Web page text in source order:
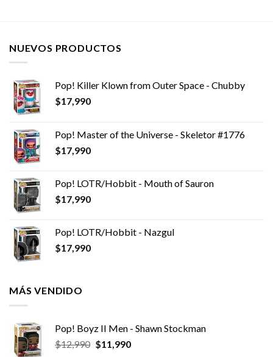
NUEVOS PRODUCTOS
Pop! Killer Klown from Outer Space - Chubby
$17,990
Pop! Master of the Universe - Skeletor #1776
$17,990
Pop! LOTR/Hobbit - Mouth of Sauron
$17,990
Pop! LOTR/Hobbit - Nazgul
$17,990
MÁS VENDIDO
Pop! Boyz II Men - Shawn Stockman
$12,990 El
$11,990El